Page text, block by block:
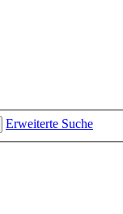
Erweiterte Suche